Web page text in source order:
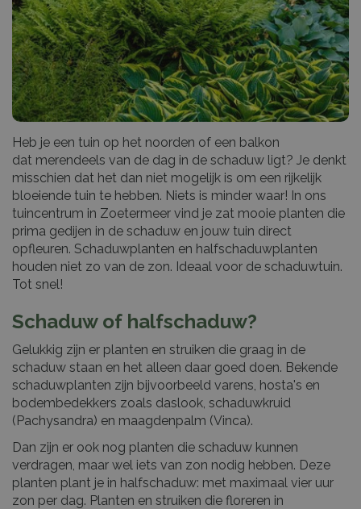
Heb je een tuin op het noorden of een balkon
dat merendeels van de dag in de schaduw ligt? Je denkt
misschien dat het dan niet mogelijk is om een rijkelijk
bloeiende tuin te hebben. Niets is minder waar! In ons
tuincentrum in Zoetermeer vind je zat mooie planten die
prima gedijen in de schaduw en jouw tuin direct
opfleuren. Schaduwplanten en halfschaduwplanten
houden niet zo van de zon. Ideaal voor de schaduwtuin.
Tot snel!
Schaduw of halfschaduw?
Gelukkig zijn er planten en struiken die graag in de
schaduw staan en het alleen daar goed doen. Bekende
schaduwplanten zijn bijvoorbeeld varens, hosta's en
bodembedekkers zoals daslook, schaduwkruid
(Pachysandra) en maagdenpalm (Vinca).
Dan zijn er ook nog planten die schaduw kunnen
verdragen, maar wel iets van zon nodig hebben. Deze
planten plant je in halfschaduw: met maximaal vier uur
zon per dag. Planten en struiken die floreren in